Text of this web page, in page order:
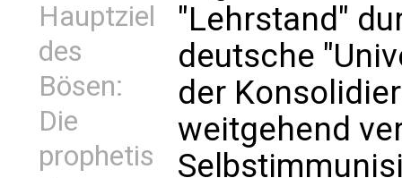
Hauptziel
des
Bösen:
Die
prophetis
"Lehrstand"
deutsche
der
weitgehend